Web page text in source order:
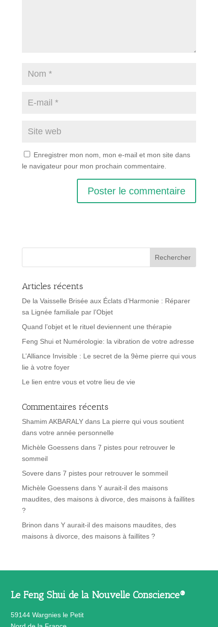
Enregistrer mon nom, mon e-mail et mon site dans
le navigateur pour mon prochain commentaire.
Articles récents
De la Vaisselle Brisée aux Éclats d’Harmonie : Réparer
sa Lignée familiale par l’Objet
Quand l’objet et le rituel deviennent une thérapie
Feng Shui et Numérologie: la vibration de votre adresse
L’Alliance Invisible : Le secret de la 9ème pierre qui vous
lie à votre foyer
Le lien entre vous et votre lieu de vie
Commentaires récents
Shamim AKBARALYdans La pierre qui vous soutient
dans votre année personnelle
Michèle Goessensdans 7 pistes pour retrouver le
sommeil
Sovere dans 7 pistes pour retrouver le sommeil
Michèle Goessensdans Y aurait-il des maisons
maudites, des maisons à divorce, des maisons à faillites
?
Brinon dans Y aurait-il des maisons maudites, des
maisons à divorce, des maisons à faillites ?
Le Feng Shui de la Nouvelle Conscience®
59144 Wargnies le Petit